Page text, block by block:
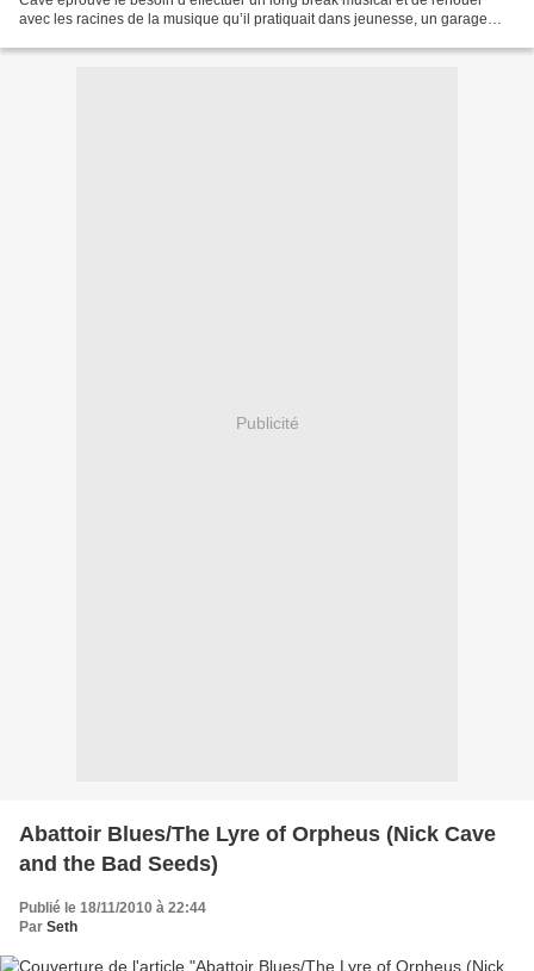
avec les racines de la musique qu’il pratiquait dans jeunesse, un garage
Publicité
Abattoir Blues/The Lyre of Orpheus (Nick Cave
and the Bad Seeds)
Publié le 18/11/2010 à 22:44
Par Seth